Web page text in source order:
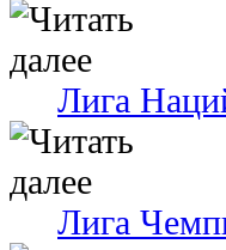
Лига
Лига